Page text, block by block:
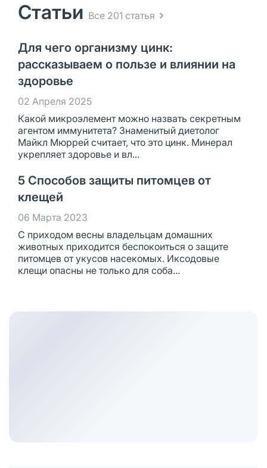
Статьи Все 201 статья
Для чего организму цинк:
рассказываем о пользе и влиянии на
здоровье
02 Апреля 2025
Какой микроэлемент можно назвать секретным
агентом иммунитета? Знаменитый диетолог
Майкл Мюррей считает, что это цинк. Минерал
укрепляет здоровье и вл...
5 Способов защиты питомцев от
клещей
06 Марта 2023
С приходом весны владельцам домашних
животных приходится беспокоиться о защите
питомцев от укусов насекомых. Иксодовые
клещи опасны не только для соба...